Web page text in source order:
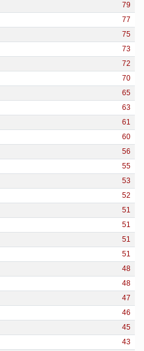
79
77
75
73
72
70
65
63
61
60
56
55
53
52
51
51
51
51
48
48
47
46
45
43